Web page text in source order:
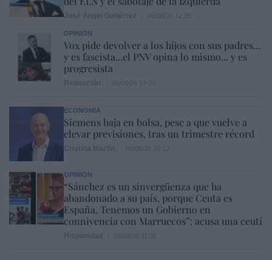
OPINIÓN
Vox pide devolver a los hijos con sus padres...
y es fascista...el PNV opina lo mismo... y es
progresista
ECONOMÍA
Siemens baja en bolsa, pese a que vuelve a
elevar previsiones, tras un trimestre récord
OPINIÓN
“Sánchez es un sinvergüenza que ha
abandonado a su país, porque Ceuta es
España. Tenemos un Gobierno en
connivencia con Marruecos”: acusa una ceutí